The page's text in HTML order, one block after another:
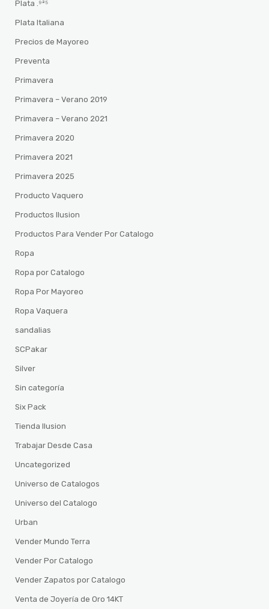
Plata .⁹²⁵
Plata Italiana
Precios de Mayoreo
Preventa
Primavera
Primavera – Verano 2019
Primavera – Verano 2021
Primavera 2020
Primavera 2021
Primavera 2025
Producto Vaquero
Productos Ilusion
Productos Para Vender Por Catalogo
Ropa
Ropa por Catalogo
Ropa Por Mayoreo
Ropa Vaquera
sandalias
SCPakar
Silver
Sin categoría
Six Pack
Tienda Ilusion
Trabajar Desde Casa
Uncategorized
Universo de Catalogos
Universo del Catalogo
Urban
Vender Mundo Terra
Vender Por Catalogo
Vender Zapatos por Catalogo
Venta de Joyería de Oro 14KT